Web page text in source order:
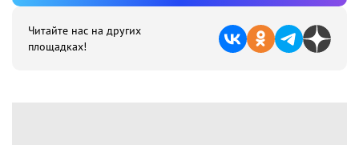
Читайте нас на других
площадках!